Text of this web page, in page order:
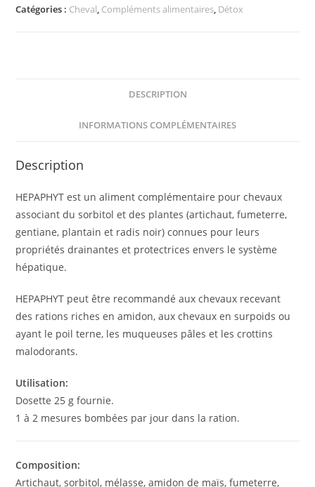
Catégories : Cheval, Compléments alimentaires, Détox
DESCRIPTION
INFORMATIONS COMPLÉMENTAIRES
Description
HEPAPHYT est un aliment complémentaire pour chevaux
associant du sorbitol et des plantes (artichaut, fumeterre,
gentiane, plantain et radis noir) connues pour leurs
propriétés drainantes et protectrices envers le système
hépatique.
HEPAPHYT peut être recommandé aux chevaux recevant
des rations riches en amidon, aux chevaux en surpoids ou
ayant le poil terne, les muqueuses pâles et les crottins
malodorants.
Utilisation:
Dosette 25 g fournie.
1 à 2 mesures bombées par jour dans la ration.
Composition:
Artichaut, sorbitol, mélasse, amidon de maïs, fumeterre,